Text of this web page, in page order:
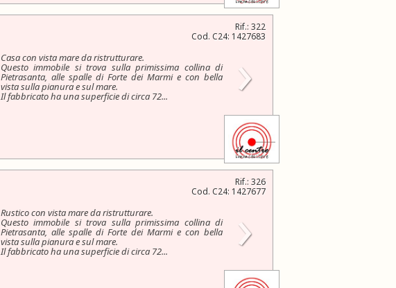
Rif.: 322
Cod. C24: 1427683
Casa con vista mare da ristrutturare.
Questo immobile si trova sulla primissima collina di
Pietrasanta, alle spalle di Forte dei Marmi e con bella
vista sulla pianura e sul mare.
Il fabbricato ha una superficie di circa 72... ›
Rif.: 326
Cod. C24: 1427677
Rustico con vista mare da ristrutturare.
Questo immobile si trova sulla primissima collina di
Pietrasanta, alle spalle di Forte dei Marmi e con bella
vista sulla pianura e sul mare.
Il fabbricato ha una superficie di circa 72... ›